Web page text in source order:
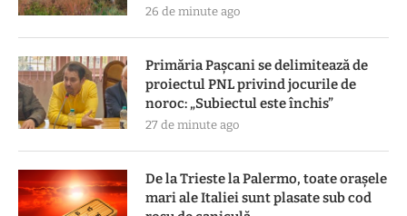
26 de minute ago
Primăria Pașcani se delimitează de
proiectul PNL privind jocurile de
noroc: „Subiectul este închis”
27 de minute ago
De la Trieste la Palermo, toate oraşele
mari ale Italiei sunt plasate sub cod